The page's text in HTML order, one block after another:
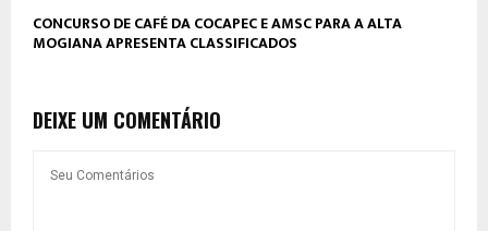
CONCURSO DE CAFÉ DA COCAPEC E AMSC PARA A ALTA
MOGIANA APRESENTA CLASSIFICADOS
DEIXE UM COMENTÁRIO